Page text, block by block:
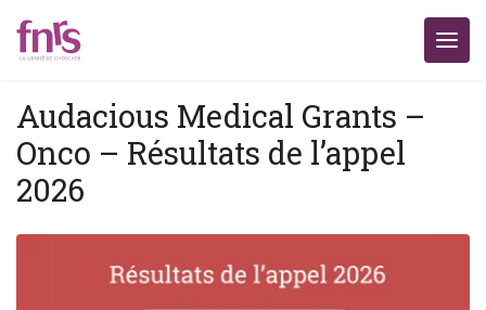
Audacious Medical Grants –
Onco – Résultats de l’appel
2026